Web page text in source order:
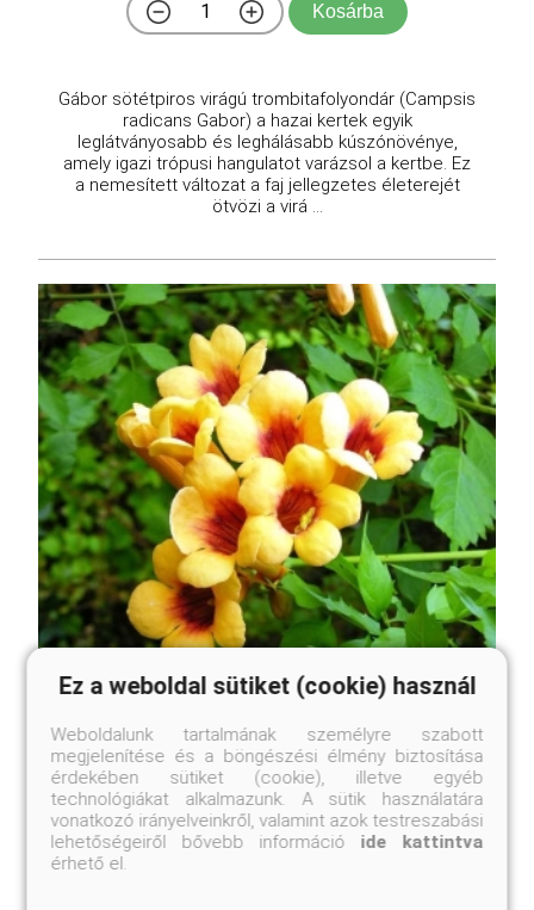
Kosárba
Gábor sötétpiros virágú trombitafolyondár (Campsis
radicans Gabor) a hazai kertek egyik
leglátványosabb és leghálásabb kúszónövénye,
amely igazi trópusi hangulatot varázsol a kertbe. Ez
a nemesített változat a faj jellegzetes életerejét
ötvözi a virá ...
Judy trombitafolyondár
Campsis 'Judy'
Online ár
5 450 Ft
Ez a weboldal sütiket (cookie) használ
Weboldalunk tartalmának személyre szabott
megjelenítése és a böngészési élmény biztosítása
érdekében sütiket (cookie), illetve egyéb
technológiákat alkalmazunk. A sütik használatára
vonatkozó irányelveinkről, valamint azok testreszabási
lehetőségeiről bővebb információ ide kattintva
érhető el.